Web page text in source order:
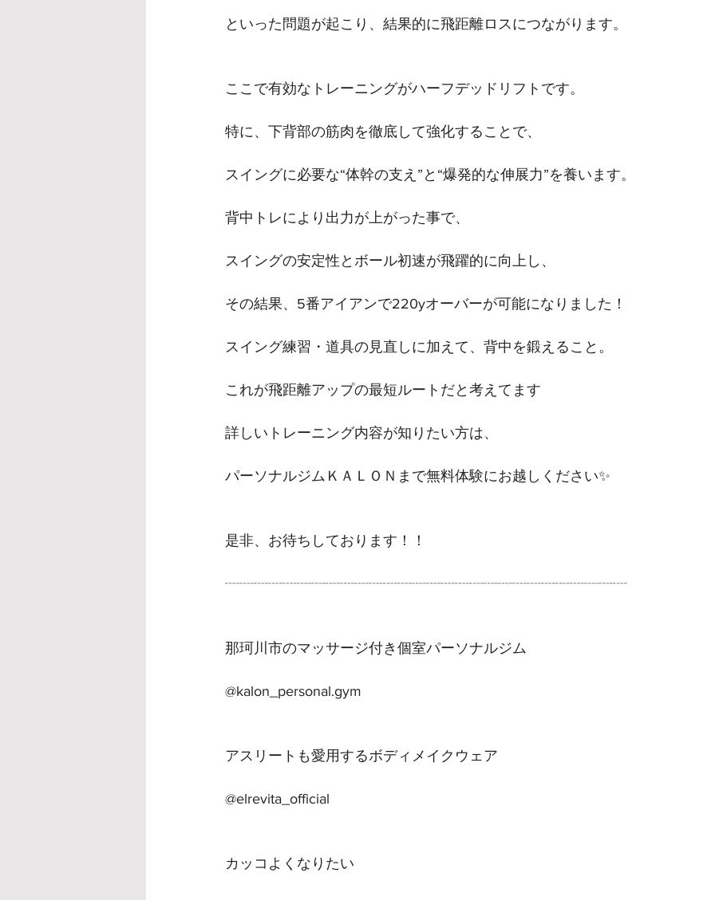
といった問題が起こり、結果的に飛距離ロスにつながります。
ここで有効なトレーニングがハーフデッドリフトです。
特に、下背部の筋肉を徹底して強化することで、
スイングに必要な“体幹の支え”と“爆発的な伸展力”を養います。
背中トレにより出力が上がった事で、
スイングの安定性とボール初速が飛躍的に向上し、
その結果、5番アイアンで220yオーバーが可能になりました！
スイング練習・道具の見直しに加えて、背中を鍛えること。
これが飛距離アップの最短ルートだと考えてます
詳しいトレーニング内容が知りたい方は、
パーソナルジムＫＡＬＯＮまで無料体験にお越しください✨
是非、お待ちしております！！
┈┈┈┈┈┈┈┈┈┈┈┈┈┈┈┈┈┈┈┈┈┈┈┈┈┈┈┈
那珂川市のマッサージ付き個室パーソナルジム
@kalon_personal.gym
アスリートも愛用するボディメイクウェア
@elrevita_official
️カッコよくなりたい